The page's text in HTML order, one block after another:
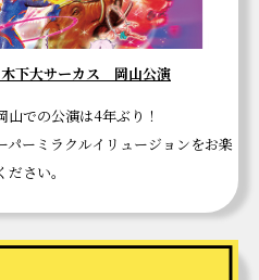
木下大サーカス 岡山公演
での公演は4年ぶり！
ーミラクルイリュージョンをお楽
ださい。